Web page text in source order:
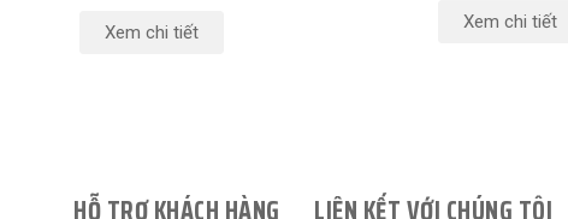
Xem chi tiết
Xem chi tiết